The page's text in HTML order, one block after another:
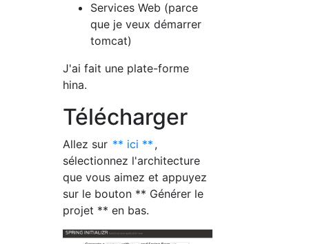
Services Web (parce
que je veux démarrer
tomcat)
J'ai fait une plate-forme
hina.
Télécharger
Allez sur ** ici ** ,
sélectionnez l'architecture
que vous aimez et appuyez
sur le bouton ** Générer le
projet ** en bas.